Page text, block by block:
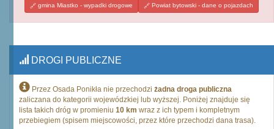
gmina Miastko - wypadki drogowe Powiat bytowski - dane o pojazdach
DROGI PUBLICZNE
Przez Osada Ponikła nie przechodzi żadna droga publiczna
zaliczana do kategorii wojewódzkiej lub wyższej. Poniżej znajduje się
lista takich dróg w promieniu 10 km wraz z ich typem i kompletnym
przebiegiem (spisem miejscowości, przez które przechodzi dana trasa).